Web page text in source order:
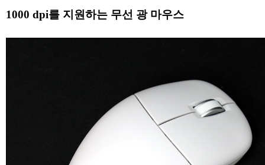
1000 dpi를 지원하는 무선 광 마우스